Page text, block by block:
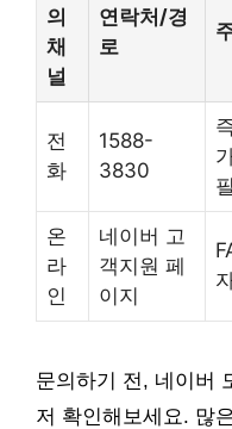
의
채
널
연락처/경
로
전
화
1588-
3830
온
라
인
네이버 고
객지원 페
이지
문의하기 전, 네이버
저 확인해보세요. 많